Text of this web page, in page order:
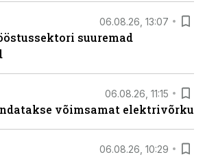
06.08.26, 13:07
suuremad
06.08.26, 11:15
võimsamat elektrivõrku
06.08.26, 10:29